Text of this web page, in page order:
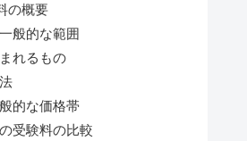
の概要
般的な範囲
れるもの
的な価格帯
受験料の比較